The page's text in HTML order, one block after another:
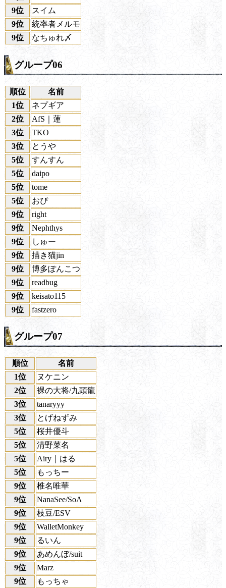
9位
スイム
9位
統率者メルモ
9位
なちゅれ〆
グループ06
順位
名前
1位
ネプギア
2位
AfS｜蓮
3位
TKO
3位
とうや
5位
すんすん
5位
daipo
5位
tome
5位
おぴ
9位
right
9位
Nephthys
9位
しゅー
9位
描き猫jin
9位
博多ぽんこつ
9位
readbug
9位
keisato115
9位
fastzero
グループ07
順位
名前
1位
ヌケニン
2位
裸の大将/九頭龍
3位
tanaryyy
3位
とげねずみ
5位
桜井優斗
5位
清野菜名
5位
Airy｜はる
5位
もっちー
9位
椎名唯華
9位
NanaSee/SoA
9位
枝豆/ESV
9位
WalletMonkey
9位
るいん
9位
あめんぼ/suit
9位
Marz
9位
もっちゃ